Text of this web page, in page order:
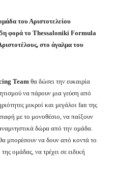
του Αριστοτελείου
5η φορά το Thessaloniki Formula
στο άγαλμα του
Team θα δώσει την ευκαιρία
να πάρουν μια γεύση από
μικροί και μεγάλοι fan της
με το μονοθέσιο, να παίξουν
δώρα από την ομάδα.
μπορέσουν να δουν από κοντά το
ομάδας, να τρέχει σε ειδική